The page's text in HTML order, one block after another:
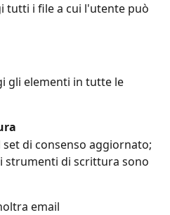
tutti i file a cui l'utente può
gli elementi in tutte le
di consenso aggiornato;
strumenti di scrittura sono
email